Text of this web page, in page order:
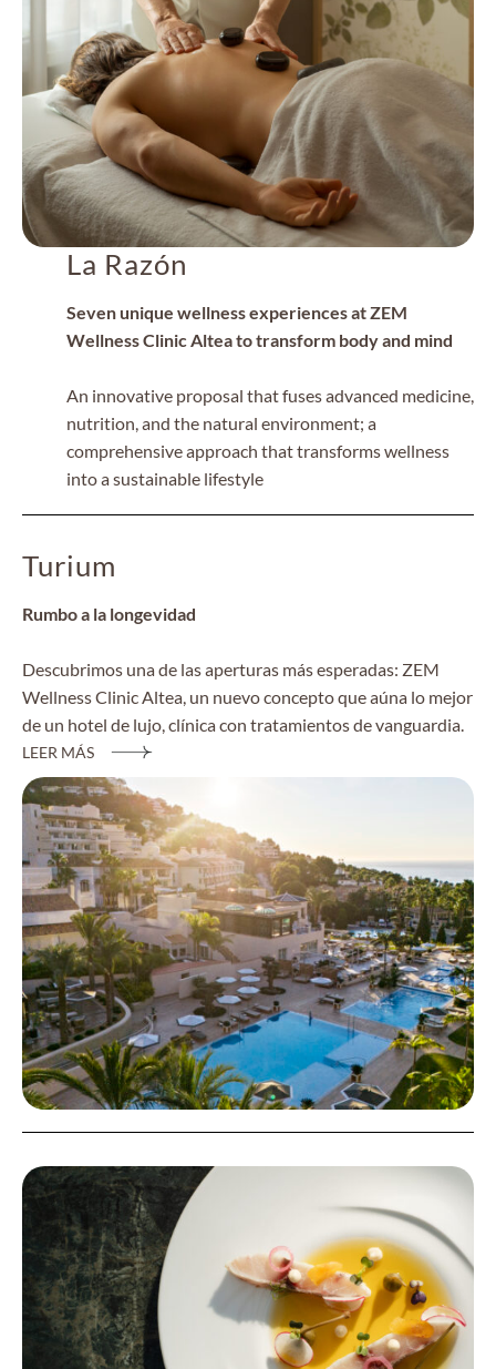
La Razón
Seven unique wellness experiences at ZEM
Wellness Clinic Altea to transform body and mind
An innovative proposal that fuses advanced medicine,
nutrition, and the natural environment; a
comprehensive approach that transforms wellness
into a sustainable lifestyle
Turium
Rumbo a la longevidad
Descubrimos una de las aperturas más esperadas: ZEM
Wellness Clinic Altea, un nuevo concepto que aúna lo mejor
de un hotel de lujo, clínica con tratamientos de vanguardia.
LEER MÁS